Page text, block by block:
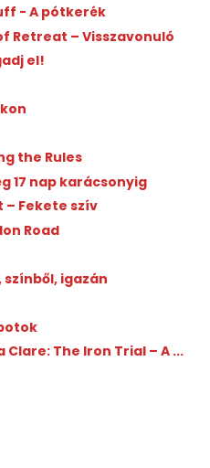
- A pótkerék
Retreat – Visszavonuló
el!
the Rules
17 nap karácsonyig
– Fekete szív
Road
színből, igazán
The Iron Trial – A ...